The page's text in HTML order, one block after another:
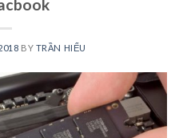
BY TRẦN HIẾU